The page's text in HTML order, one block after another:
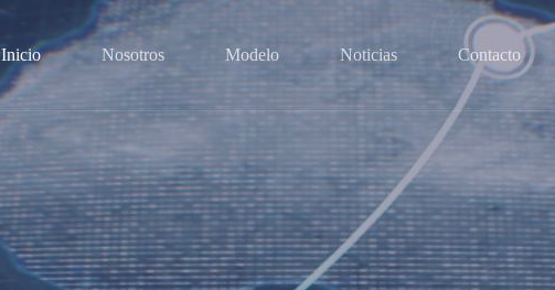
Inicio Nosotros Modelo Noticias Contacto